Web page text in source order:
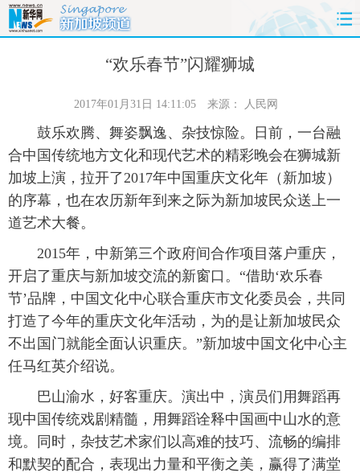
时政 国际
体育 人事
时尚 思客 地方 法治
港澳 台湾 华人 汽车
科技
视频 彩票 食品
旅游 健康 信息化 数据
金融 公益 军事 无人机
富媒体 摄影 新华广播
新华电视中文 新华电视英文 返回PC
“欢乐春节”闪耀狮城
2017年01月31日 14:11:05 来源： 人民网
鼓乐欢腾、舞姿飘逸、杂技惊险。日前，一台融
合中国传统地方文化和现代艺术的精彩晚会在狮城新
加坡上演，拉开了2017年中国重庆文化年（新加坡）
的序幕，也在农历新年到来之际为新加坡民众送上一
道艺术大餐。
2015年，中新第三个政府间合作项目落户重庆，
开启了重庆与新加坡交流的新窗口。“借助‘欢乐春
节’品牌，中国文化中心联合重庆市文化委员会，共同
打造了今年的重庆文化年活动，为的是让新加坡民众
不出国门就能全面认识重庆。”新加坡中国文化中心主
任马红英介绍说。
巴山渝水，好客重庆。演出中，演员们用舞蹈再
现中国传统戏剧精髓，用舞蹈诠释中国画中山水的意
境。同时，杂技艺术家们以高难的技巧、流畅的编排
和默契的配合，表现出力量和平衡之美，赢得了满堂